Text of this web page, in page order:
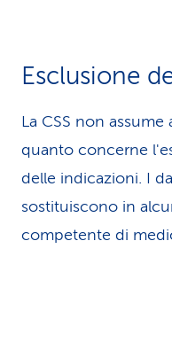
Esclusione
La CSS non
quanto concerne
delle indicazioni. I
sostituiscono in
competente di